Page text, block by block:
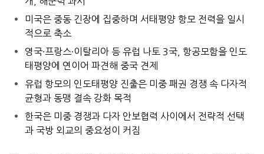
미국은 중동 긴장에 집중하며 서태평양 항모 전력을 일시
적으로 축소
영국·프랑스·이탈리아 등 유럽 나토 3국, 항공모함을 인도
태평양에 연이어 파견해 중국 견제
유럽 항모의 인도태평양 진출은 미중 패권 경쟁 속 다자적
균형과 동맹 결속 강화 목적
한국은 미중 경쟁과 다자 안보협력 사이에서 전략적 선택
과 국방 외교의 중요성이 커짐